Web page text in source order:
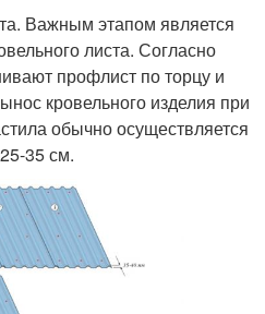
Важным этапом является
листа. Согласно
профлист по торцу и
кровельного изделия при
обычно осуществляется
35 см.